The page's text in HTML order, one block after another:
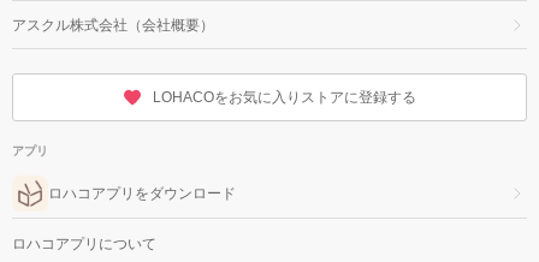
アスクル株式会社（会社概要）
LOHACOをお気に入りストアに登録する
アプリ
ロハコアプリをダウンロード
ロハコアプリについて